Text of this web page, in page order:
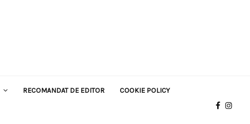
RECOMANDAT DE EDITOR COOKIE POLICY